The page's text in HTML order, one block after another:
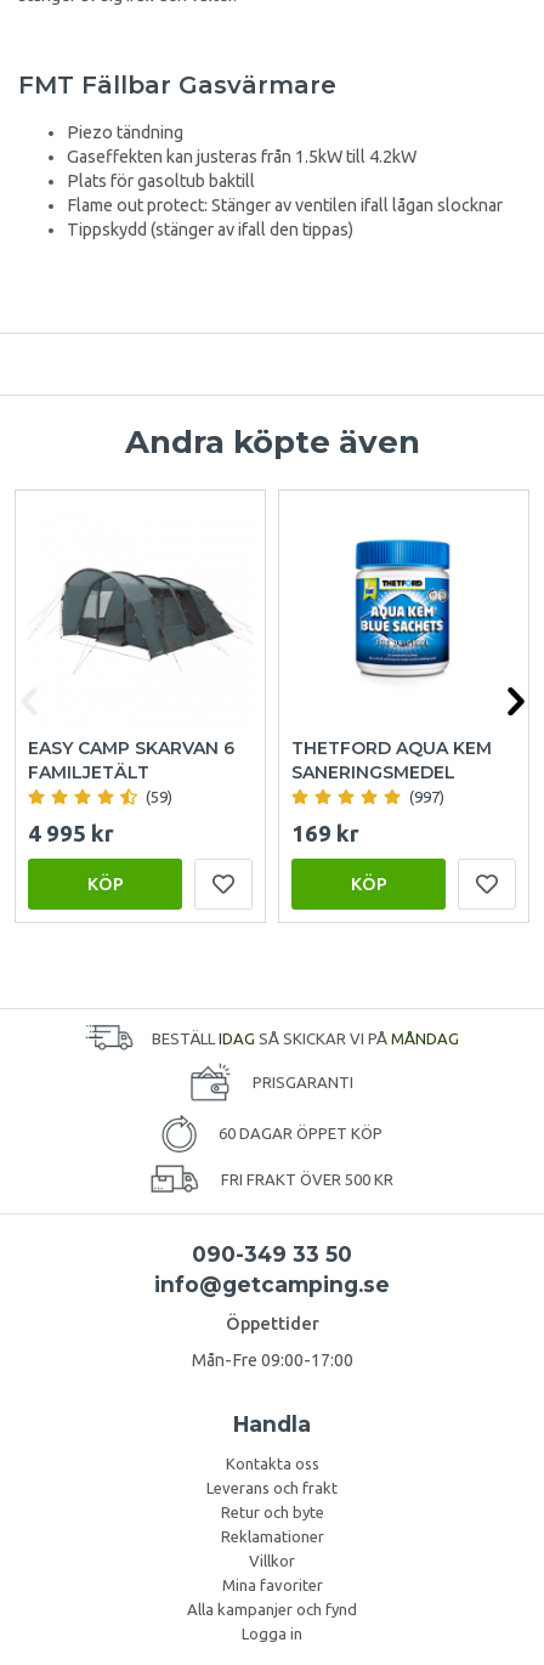
FMT Fällbar Gasvärmare
Piezo tändning
Gaseffekten kan justeras från 1.5kW till 4.2kW
Plats för gasoltub baktill
Flame out protect: Stänger av ventilen ifall lågan slocknar
Tippskydd (stänger av ifall den tippas)
Andra köpte även
EASY CAMP SKARVAN 6
FAMILJETÄLT
(59)
4 995 kr
KÖP
THETFORD AQUA KEM
SANERINGSMEDEL
(997)
169 kr
KÖP
BESTÄLL IDAG SÅ SKICKAR VI PÅ MÅNDAG
PRISGARANTI
60 DAGAR ÖPPET KÖP
FRI FRAKT ÖVER 500 KR
090-349 33 50
info@getcamping.se
Öppettider
Mån-Fre 09:00-17:00
Handla
Kontakta oss
Leverans och frakt
Retur och byte
Reklamationer
Villkor
Mina favoriter
Alla kampanjer och fynd
Logga in